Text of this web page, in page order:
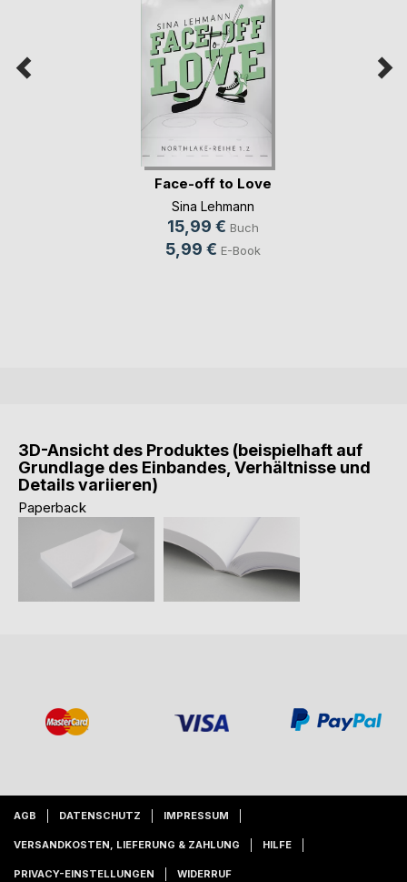
Face-off to Love
Sina Lehmann
15,99 € Buch
5,99 € E-Book
3D-Ansicht des Produktes (beispielhaft auf
Grundlage des Einbandes, Verhältnisse und
Details variieren)
Paperback
AGB DATENSCHUTZ IMPRESSUM
VERSANDKOSTEN, LIEFERUNG & ZAHLUNG HILFE
PRIVACY-EINSTELLUNGEN WIDERRUF